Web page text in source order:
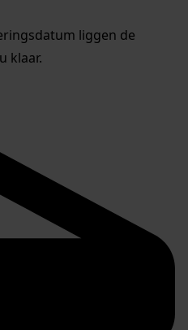
liggen de
klaar.